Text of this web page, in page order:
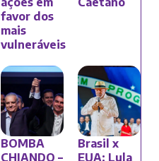
favor dos
mais
vulneráveis
BOMBA
CHIANDO –
Brasil x
EUA: Lula